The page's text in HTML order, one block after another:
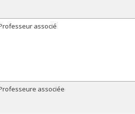
associé
associée